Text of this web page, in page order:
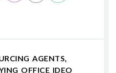
AGENTS,
OFFICE IDEO